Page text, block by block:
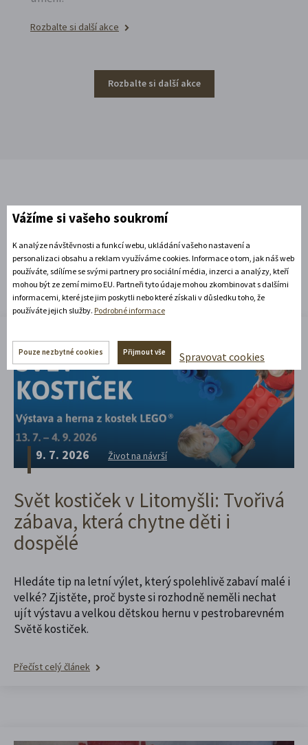
Rozbalte si další akce
Rozbalte si další akce
Čtěte náš blog!
Tipy, co z vás udělají výletníka i
pořadatele par excellence
9. 7. 2026 Život na návrší
Svět kostiček v Litomyšli: Tvořivá
zábava, která chytne děti i
dospělé
Hledáte tip na letní výlet, který spolehlivě zabaví malé i
velké? Zjistěte, proč byste si rozhodně neměli nechat
ujít výstavu a velkou dětskou hernu v pestrobarevném
Světě kostiček.
Přečíst celý článek
Vážíme si vašeho soukromí
K analýze návštěvnosti a funkcí webu, ukládání vašeho nastavení a
personalizaci obsahu a reklam využíváme cookies. Informace o tom, jak náš web
používáte, sdílíme se svými partnery pro sociální média, inzerci a analýzy, kteří
mohou být ze zemí mimo EU. Partneři tyto údaje mohou zkombinovat s dalšími
informacemi, které jste jim poskytli nebo které získali v důsledku toho, že
používáte jejich služby. Podrobné informace
Pouze nezbytné cookies Přijmout vše Spravovat cookies